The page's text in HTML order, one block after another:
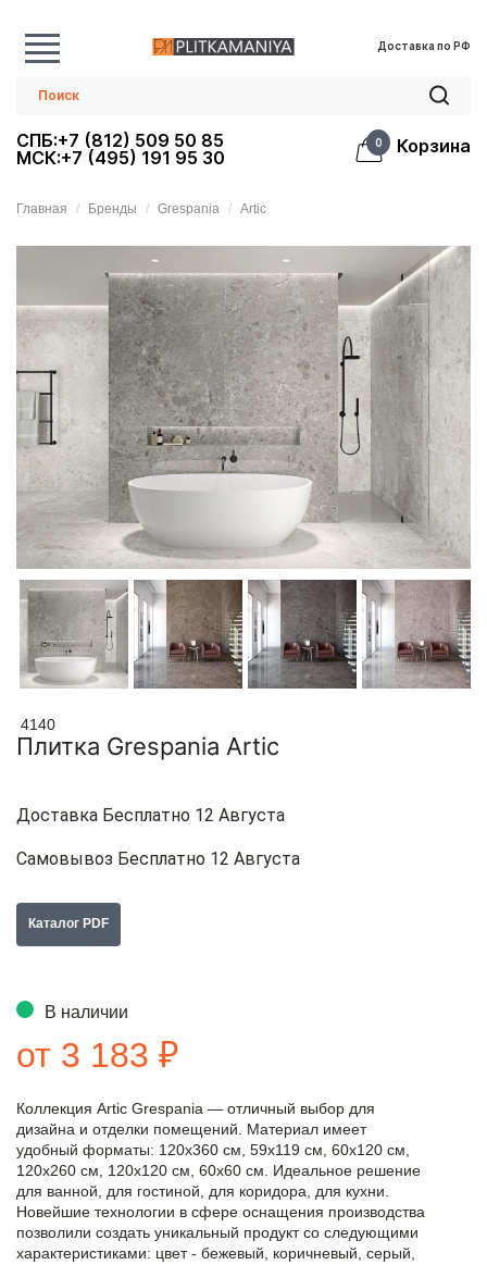
Доставка по РФ
СПБ:+7 (812) 509 50 85
МСК:+7 (495) 191 95 30
0 Корзина
Главная Бренды Grespania Artic
4140
Плитка Grespania Artic
Доставка Бесплатно 12 Августа
Самовывоз Бесплатно 12 Августа
Каталог PDF
В наличии
от 3 183 ₽
Коллекция Artic Grespania — отличный выбор для
дизайна и отделки помещений. Материал имеет
удобный форматы: 120x360 см, 59x119 см, 60x120 см,
120x260 см, 120x120 см, 60x60 см. Идеальное решение
для ванной, для гостиной, для коридора, для кухни.
Новейшие технологии в сфере оснащения производства
позволили создать уникальный продукт со следующими
характеристиками: цвет - бежевый, коричневый, серый,